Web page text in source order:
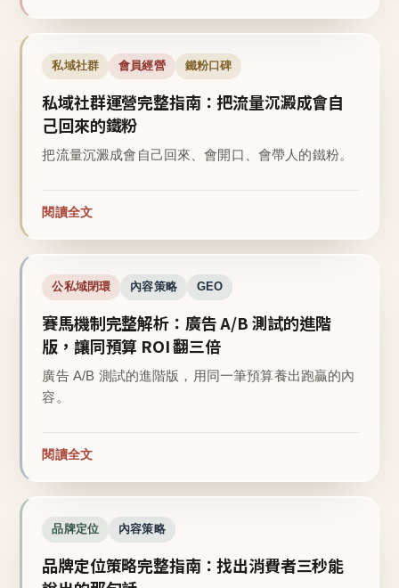
私域社群 會員經營 鐵粉口碑
私域社群運營完整指南：把流量沉澱成會自
己回來的鐵粉
把流量沉澱成會自己回來、會開口、會帶人的鐵粉。
閱讀全文
公私域閉環 內容策略 GEO
賽馬機制完整解析：廣告 A/B 測試的進階
版，讓同預算 ROI 翻三倍
廣告 A/B 測試的進階版，用同一筆預算養出跑贏的內
容。
閱讀全文
品牌定位 內容策略
品牌定位策略完整指南：找出消費者三秒能